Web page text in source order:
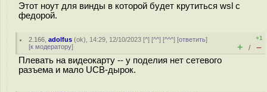
Этот ноут для винды в которой будет крутиться wsl с
федорой.
2.166 ,adolfus (ok), 14:29, 12/10/2023 [^] [^^] [^^^] [ответить]
[к модератору]
+1
+ / –
Плевать на видеокарту -- у поделия нет сетевого
разъема и мало UCB-дырок.